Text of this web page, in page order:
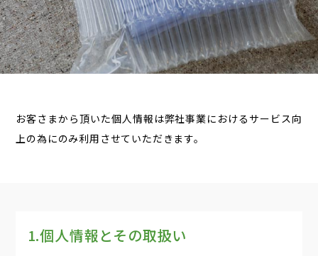
お客さまから頂いた個人情報は弊社事業における サービス向
上の為にのみ利用させていただきます。
1.個人情報とその取扱い